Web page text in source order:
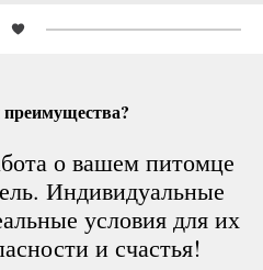
о вашем питомце
Индивидуальные
условия для их
и счастья!